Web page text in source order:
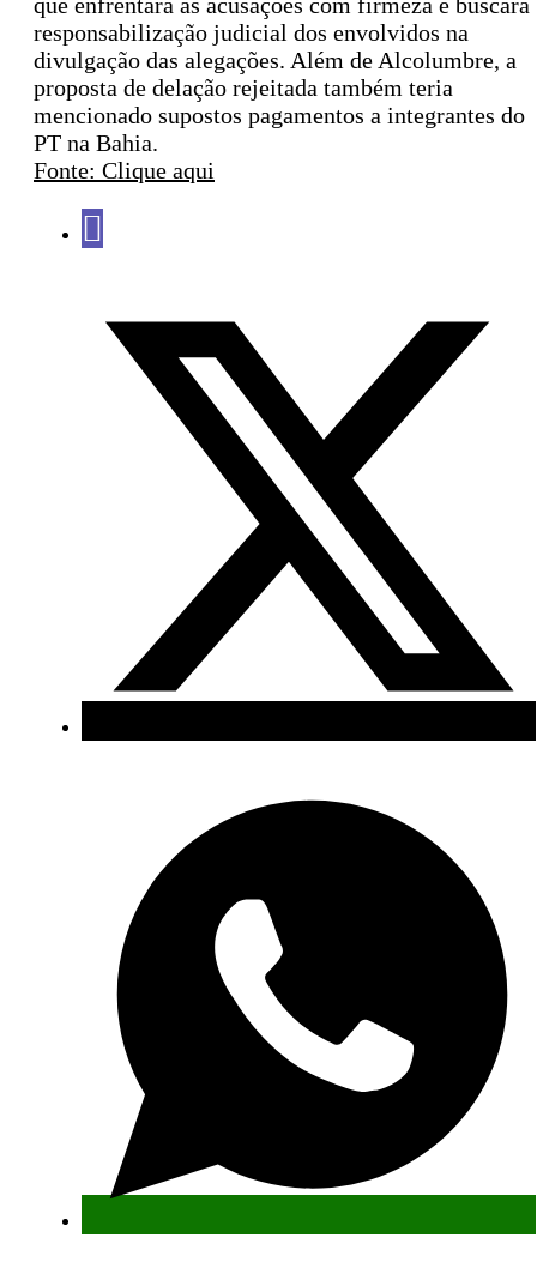
que enfrentará as acusações com firmeza e buscará
responsabilização judicial dos envolvidos na
divulgação das alegações. Além de Alcolumbre, a
proposta de delação rejeitada também teria
mencionado supostos pagamentos a integrantes do
PT na Bahia.
Fonte: Clique aqui